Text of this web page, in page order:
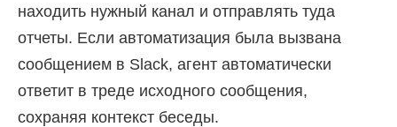
находить нужный канал и отправлять туда
отчеты. Если автоматизация была вызвана
сообщением в Slack, агент автоматически
ответит в треде исходного сообщения,
сохраняя контекст беседы.